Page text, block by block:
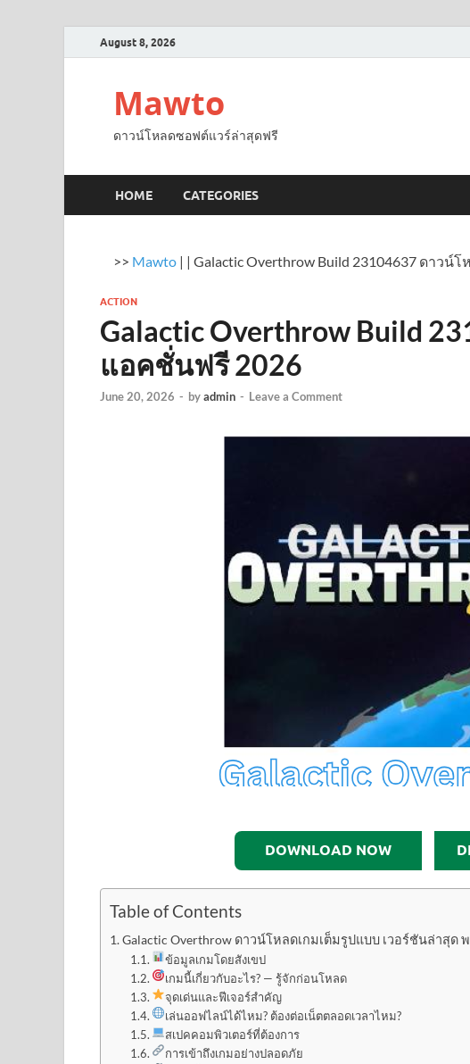
August 8, 2026
Mawto
ดาวน์โหลดซอฟต์แวร์ล่าสุดฟรี
HOME CATEGORIES
>> Mawto | | Galactic Overthrow Build 23104637 ดาวน์
ACTION
Galactic Overthrow Build
แอคชั่นฟรี 2026
June 20, 2026 - byadmin - Leave a Comment
DOWNLOAD NOW
Table of Contents
Galactic Overthrow ดาวน์โหลดเกมเต็มรูปแบบ เวอร์ชันล่าสุด
ข้อมูลเกมโดยสังเขป
เกมนี้เกี่ยวกับอะไร? — รู้จักก่อนโหลด
จุดเด่นและฟีเจอร์สำคัญ
เล่นออฟไลน์ได้ไหม? ต้องต่อเน็ตตลอดเวลาไหม?
สเปคคอมพิวเตอร์ที่ต้องการ
การเข้าถึงเกมอย่างปลอดภัย